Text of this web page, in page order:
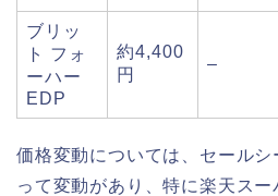
ブリッ
ト フォ
ーハー
EDP
約4,400
円
–
価格変動については、セールシ
って変動があり、特に楽天ス